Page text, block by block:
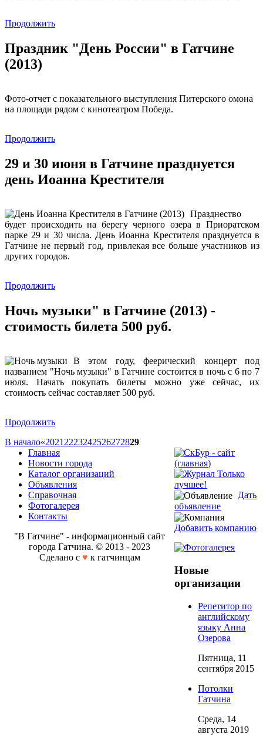
Продолжить
Праздник "День России" в Гатчине
(2013)
Фото-отчет с показательного выступления Питерского омона
на площади рядом с кинотеатром Победа.
Продолжить
29 и 30 июня в Гатчине празднуется
день Иоанна Крестителя
Празднество
будет происходить на берегу черного озера в Приоратском
парке 29 и 30 числа. День Иоанна Крестителя празднуется в
Гатчине не первый год, привлекая все больше участников из
других городов.
Продолжить
Ночь музыки" в Гатчине (2013) -
стоимость билета 500 руб.
В этом году, феерический концерт под
названием "Ночь музыки" в Гатчине состоится в ночь с 6 по 7
июля. Начать покупать билеты можно уже сейчас, их
стоимость сейчас составляет 500 руб.
Продолжить
В начало«2021 2223242526272829
Дать
объявление
Добавить компанию
Новые
организации
Репетитор по
английскому
языку Анна
Озерова
Пятница, 11
сентября 2015
Потолки
Гатчина
Среда, 14
августа 2019
Главная
Новости города
Каталог организаций
Объявления
Справочная
Фотогалерея
Контакты
"В Гатчине" - информационный сайт
города Гатчина. © 2013 - 2023
Сделано с ♥ к гатчинцам